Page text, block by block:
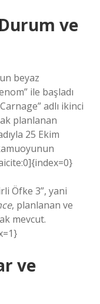
ve
beyaz
ile başladı
adlı ikinci
planlanan
25 Ekim
Öfke 3”, yani
, planlanan ve
mevcut.
ve